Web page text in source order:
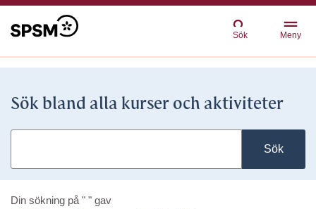
Sök Meny
Sök bland alla kurser och aktiviteter
Sök
Din sökning på " " gav